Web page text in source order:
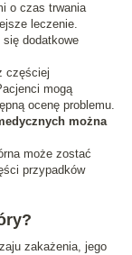
o czas trwania
leczenie.
dodatkowe
częściej
mogą
ocenę problemu.
można
może zostać
przypadków
zakażenia, jego